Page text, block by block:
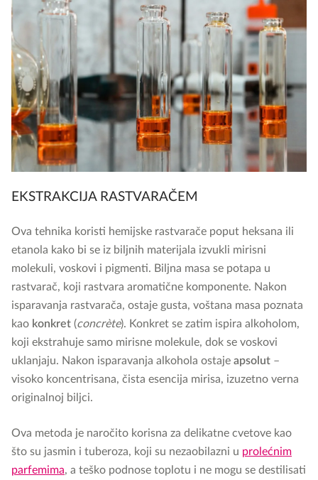
EKSTRAKCIJA RASTVARAČEM
Ova tehnika koristi hemijske rastvarače poput heksana ili
etanola kako bi se iz biljnih materijala izvukli mirisni
molekuli, voskovi i pigmenti. Biljna masa se potapa u
rastvarač, koji rastvara aromatične komponente. Nakon
isparavanja rastvarača, ostaje gusta, voštana masa poznata
kao konkret (concrète). Konkret se zatim ispira alkoholom,
koji ekstrahuje samo mirisne molekule, dok se voskovi
uklanjaju. Nakon isparavanja alkohola ostaje apsolut –
visoko koncentrisana, čista esencija mirisa, izuzetno verna
originalnoj biljci.
Ova metoda je naročito korisna za delikatne cvetove kao
što su jasmin i tuberoza, koji su nezaobilazni u prolećnim
parfemima, a teško podnose toplotu i ne mogu se destilisati